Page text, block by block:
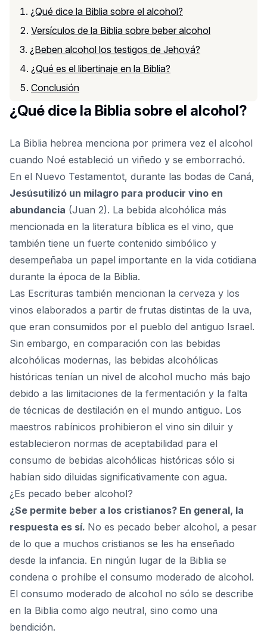
¿Qué dice la Biblia sobre el alcohol?
Versículos de la Biblia sobre beber alcohol
¿Beben alcohol los testigos de Jehová?
¿Qué es el libertinaje en la Biblia?
Conclusión
¿Qué dice la Biblia sobre el alcohol?
La Biblia hebrea menciona por primera vez el alcohol
cuando Noé estableció un viñedo y se emborrachó.
En el Nuevo Testamentot, durante las bodas de Caná,
Jesúsutilizó un milagro para producir vino en
abundancia (Juan 2). La bebida alcohólica más
mencionada en la literatura bíblica es el vino, que
también tiene un fuerte contenido simbólico y
desempeñaba un papel importante en la vida cotidiana
durante la época de la Biblia.
Las Escrituras también mencionan la cerveza y los
vinos elaborados a partir de frutas distintas de la uva,
que eran consumidos por el pueblo del antiguo Israel.
Sin embargo, en comparación con las bebidas
alcohólicas modernas, las bebidas alcohólicas
históricas tenían un nivel de alcohol mucho más bajo
debido a las limitaciones de la fermentación y la falta
de técnicas de destilación en el mundo antiguo. Los
maestros rabínicos prohibieron el vino sin diluir y
establecieron normas de aceptabilidad para el
consumo de bebidas alcohólicas históricas sólo si
habían sido diluidas significativamente con agua.
¿Es pecado beber alcohol?
¿Se permite beber a los cristianos? En general, la
respuesta es sí. No es pecado beber alcohol, a pesar
de lo que a muchos cristianos se les ha enseñado
desde la infancia. En ningún lugar de la Biblia se
condena o prohíbe el consumo moderado de alcohol.
El consumo moderado de alcohol no sólo se describe
en la Biblia como algo neutral, sino como una
bendición.